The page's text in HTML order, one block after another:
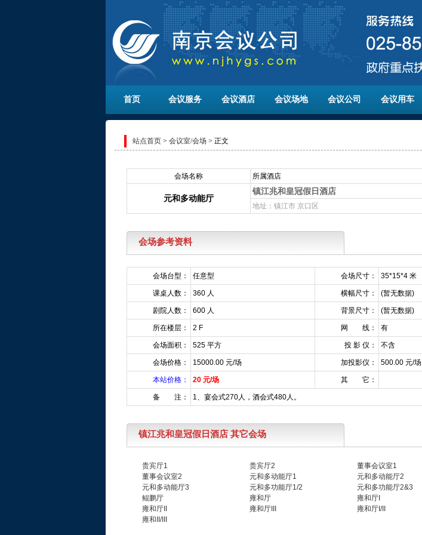
首页 会议服务 会议酒店 会议场地 会议公司 会议用车
站点首页 > 会议室/会场 > 正文
会场名称 所属酒店
元和多动能厅
镇江兆和皇冠假日酒店
地址：镇江市 京口区
会场参考资料
会场台型： 任意型 会场尺寸： 35*15*4 米
课桌人数： 360 人 横幅尺寸： (暂无数据)
剧院人数： 600 人 背景尺寸： (暂无数据)
所在楼层： 2 F 网 线： 有
会场面积： 525 平方 投 影 仪： 不含
会场价格： 15000.00 元/场 加投影仪： 500.00 元/场
本站价格： 20 元/场 其 它：
备 注： 1、宴会式270人，酒会式480人。
镇江兆和皇冠假日酒店 其它会场
贵宾厅1 贵宾厅2
董事会议室1
董事会议室2
元和多动能厅1
元和多动能厅2
元和多动能厅3
元和多功能厅1/2
元和多功能厅2&3
鲲鹏厅
雍和厅
雍和厅I
雍和厅II
雍和厅III
雍和厅I/II
雍和II/III